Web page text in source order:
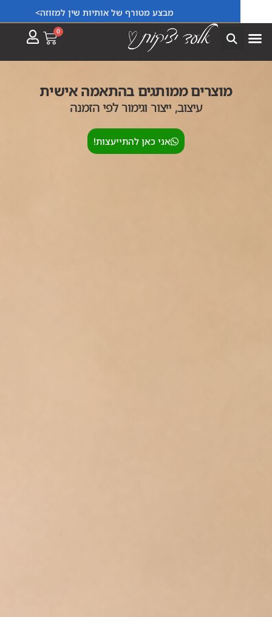
מבצע מטורף של אותיות שין למזוזה>
מוצרים ממותגים בהתאמה אישית
עיצוב, ייצור וגימור לפי הזמנה
אני כאן להתייעצות!